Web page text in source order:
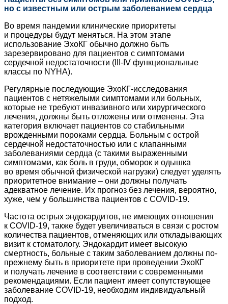
но с известным или острым заболеванием сердца
Во время пандемии клинические приоритеты
и процедуры будут меняться. На этом этапе
использование ЭхоКГ обычно должно быть
зарезервировано для пациентов с симптомами
сердечной недостаточности (­III-IV функциональные
классы по NYHA).
Регулярные последующие ЭхоКГ-исследования
пациентов с нетяжелыми симптомами или больных,
которые не требуют инвазивного или хирургического
лечения, должны быть отложены или отменены. Эта
категория включает пациентов со стабильными
врожденными пороками сердца. Больным с острой
сердечной недостаточностью или с клапанными
заболеваниями сердца (с такими выраженными
симптомами, как боль в груди, обморок и одышка
во время обычной физической нагрузки) следует уделять
приоритетное внимание – они должны получать
адекватное лечение. Их прогноз без лечения, вероятно,
хуже, чем у большинства пациентов с COVID‑19.
Частота острых эндокардитов, не имеющих отношения
к COVID‑19, также будет увеличиваться в связи с ростом
количества пациентов, отменяющих или откладывающих
визит к стоматологу. Эндокардит имеет высокую
смертность, больные с таким заболеванием должны по-
прежнему быть в приоритете при проведении ЭхоКГ
и получать лечение в соответствии с современными
рекомендациями. Если пациент имеет сопутствующее
заболевание COVID‑19, необходим индивидуальный
подход.